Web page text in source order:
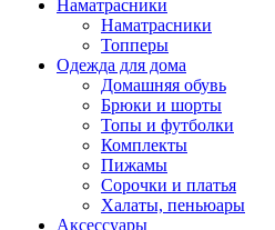
Наматрасники
Наматрасники
Топперы
Одежда для дома
Домашняя обувь
Брюки и шорты
Топы и футболки
Комплекты
Пижамы
Сорочки и платья
Халаты, пеньюары
Аксессуары